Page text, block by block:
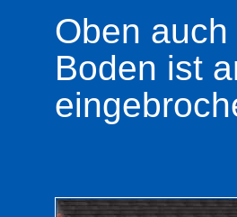
Oben
Boden ist